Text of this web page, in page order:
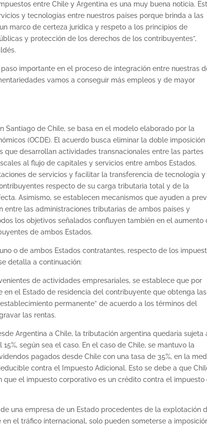
entre Chile y Argentina es una muy buena noticia.
y tecnologías entre nuestros países porque brinda a las
marco de certeza jurídica y respeto a los principios de
y protección de los derechos de los contribuyentes”,
importante en el proceso de integración entre nuestras
vamos a conseguir más empleos y de mayor
Santiago de Chile, se basa en el modelo elaborado por la
(OCDE). El acuerdo busca eliminar la doble imposición
desarrollan actividades transnacionales entre las partes
al flujo de capitales y servicios entre ambos Estados.
de servicios y facilitar la transferencia de tecnología y
respecto de su carga tributaria total y de la
Asimismo, se establecen mecanismos que ayuden a
las administraciones tributarias de ambos países y
los objetivos señalados confluyen también en el aumento
de ambos Estados.
o de ambos Estados contratantes, respecto de los
detalla a continuación:
de actividades empresariales, se establece que por
el Estado de residencia del contribuyente que obtenga las
permanente” de acuerdo a los términos del
las rentas.
Argentina a Chile, la tributación argentina quedaría sujeta
según sea el caso. En el caso de Chile, se mantuvo la
pagados desde Chile con una tasa de 35%, en la
contra el Impuesto Adicional. Esto se debe a que
el impuesto corporativo es un crédito contra el impuesto
de una empresa de un Estado procedentes de la explotación
el tráfico internacional, solo pueden someterse a